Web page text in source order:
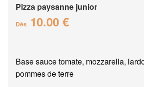
Pizza paysanne junior
Dès 10.00 €
Base sauce tomate, mozzarella,
pommes de terre